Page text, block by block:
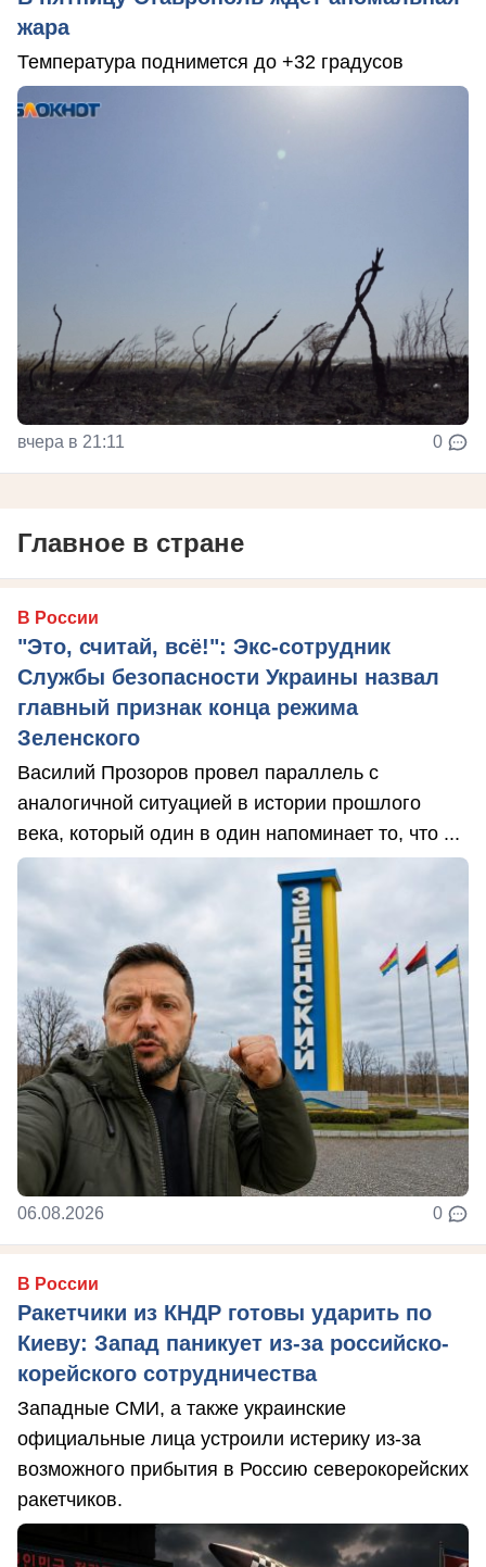
жара
Температура поднимется до +32 градусов
вчера в 21:11 0
Главное в стране
В России
"Это, считай, всё!": Экс-сотрудник
Службы безопасности Украины назвал
главный признак конца режима
Зеленского
Василий Прозоров провел параллель с
аналогичной ситуацией в истории прошлого
века, который один в один напоминает то, что ...
06.08.2026 0
В России
Ракетчики из КНДР готовы ударить по
Киеву: Запад паникует из-за российско-
корейского сотрудничества
Западные СМИ, а также украинские
официальные лица устроили истерику из-за
возможного прибытия в Россию северокорейских
ракетчиков.